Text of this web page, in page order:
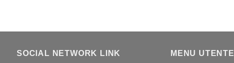
SOCIAL NETWORK LINK MENU UTENTE